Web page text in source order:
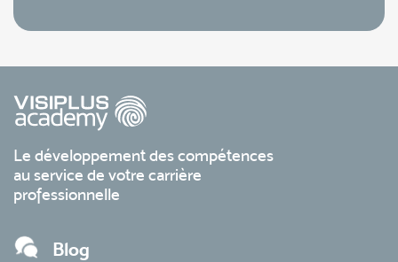
Le développement des compétences
au service de votre carrière
professionnelle
Blog